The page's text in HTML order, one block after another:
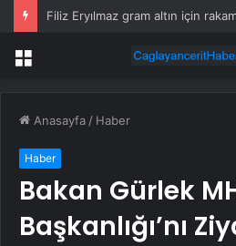
Menü
Anasayfa / Haber
Haber
Bakan Gürlek
Başkanlığı’nı